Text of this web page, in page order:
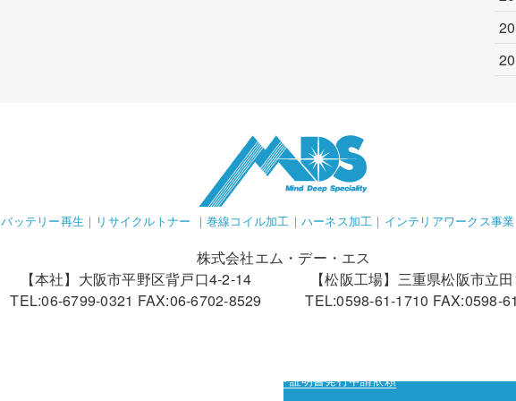
バッテリー再生｜リサイクルトナー ｜巻線コイル加工｜ハーネス加工｜インテリアワークス事
株式会社エム・デー・エス
【本社】大阪市平野区背戸口4-2-14
TEL:06-6799-0321 FAX:06-6702-8529
【松阪工場】三重県松阪市立
TEL:0598-61-1710 FAX:0598-
カーボン・オフセット証明書発行申請依頼